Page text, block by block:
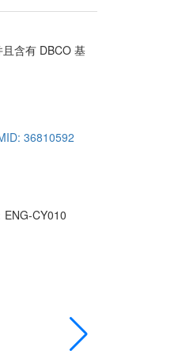
含有 DBCO 基
36810592
ENG-CY010